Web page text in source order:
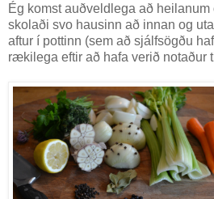
Ég komst auðveldlega að heilanum
skolaði svo hausinn að innan og
aftur í pottinn (sem að sjálfsögðu
rækilega eftir að hafa verið notaður